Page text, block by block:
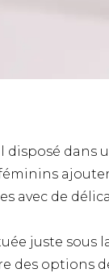
disposé dans
avec de
juste
des options